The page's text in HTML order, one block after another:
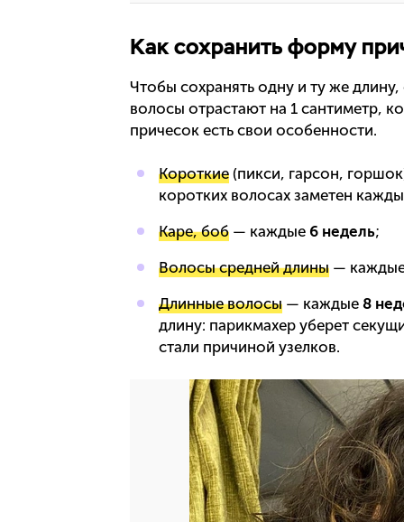
Как сохранить форму
Чтобы сохранять одну и ту же
волосы отрастают на 1 сантиметр,
причесок есть свои особенности.
Короткие (пикси, гарсон,
коротких волосах заметен
Каре, боб — каждые 6 недель;
Волосы средней длины —
Длинные волосы — каждые 8
длину: парикмахер уберет
стали причиной узелков.